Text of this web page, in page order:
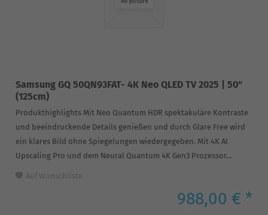
Samsung GQ 50QN93FAT- 4K Neo QLED TV 2025 | 50"
(125cm)
Produkthighlights Mit Neo Quantum HDR spektakuläre Kontraste
und beeindruckende Details genießen und durch Glare Free wird
ein klares Bild ohne Spiegelungen wiedergegeben. Mit 4K AI
Upscaling Pro und dem Neural Quantum 4K Gen3 Prozessor...
Auf Wunschliste
988,00 € *